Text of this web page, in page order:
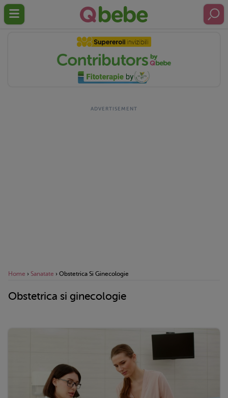
Home › Sanatate › Obstetrica Si Ginecologie
Obstetrica si ginecologie